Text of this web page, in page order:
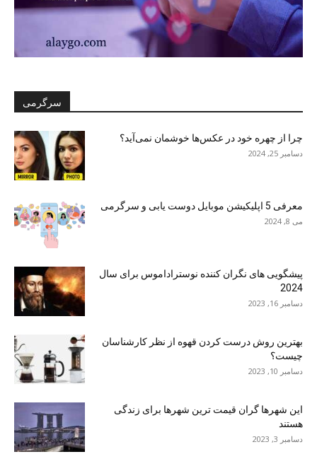
سرگرمی
چرا از چهره خود در عکس‌ها خوشمان نمی‌آید؟
دسامبر 25, 2024
معرفی 5 اپلیکیشن موبایل دوست یابی و سرگرمی
می 8, 2024
پیشگویی های نگران کننده نوستراداموس برای سال
2024
دسامبر 16, 2023
بهترین روش درست کردن قهوه از نظر کارشناسان
چیست؟
دسامبر 10, 2023
این شهرها گران قیمت ترین شهرها برای زندگی
هستند
دسامبر 3, 2023